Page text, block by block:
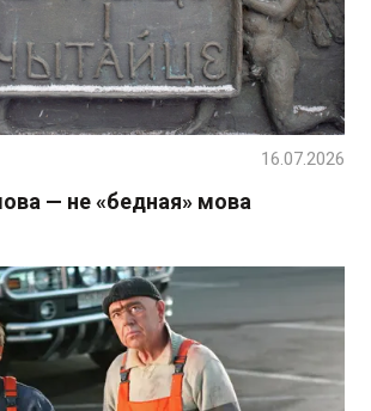
— не «бедная» мова
16.07.2026